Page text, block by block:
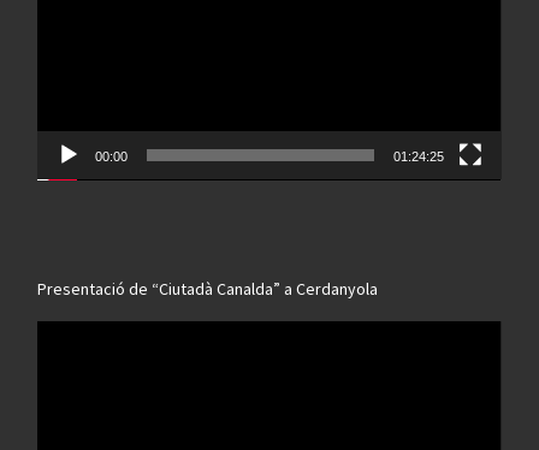
00:00 01:24:25
Presentació de “Ciutadà Canalda” a Cerdanyola